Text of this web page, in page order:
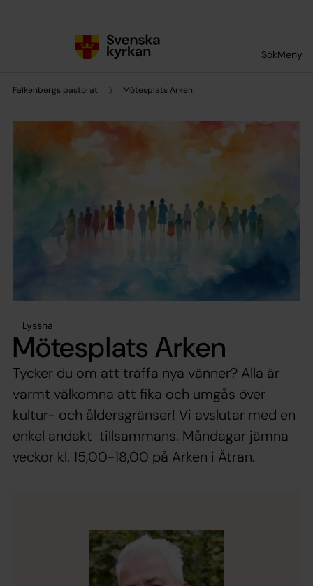
SökMeny
Falkenbergs pastorat Mötesplats Arken
Lyssna
Mötesplats Arken
Tycker du om att träffa nya vänner? Alla är
varmt välkomna att fika och umgås över
kultur- och åldersgränser! Vi avslutar med en
enkel andakt tillsammans. Måndagar jämna
veckor kl. 15,00-18,00 på Arken i Ätran.